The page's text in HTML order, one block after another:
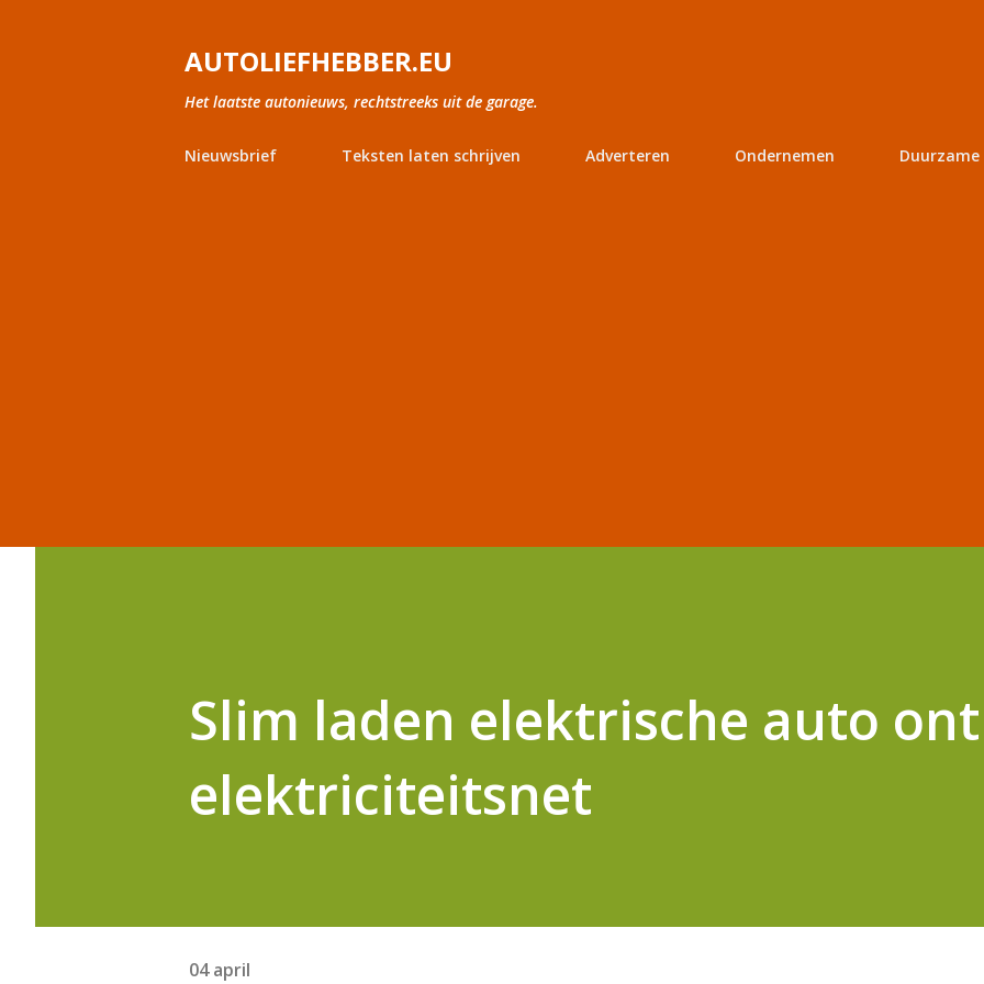
AUTOLIEFHEBBER.EU
Het laatste autonieuws, rechtstreeks uit de garage.
Nieuwsbrief Teksten laten schrijven Adverteren Ondernemen Duurzame
Slim laden elektrische auto
elektriciteitsnet
04 april